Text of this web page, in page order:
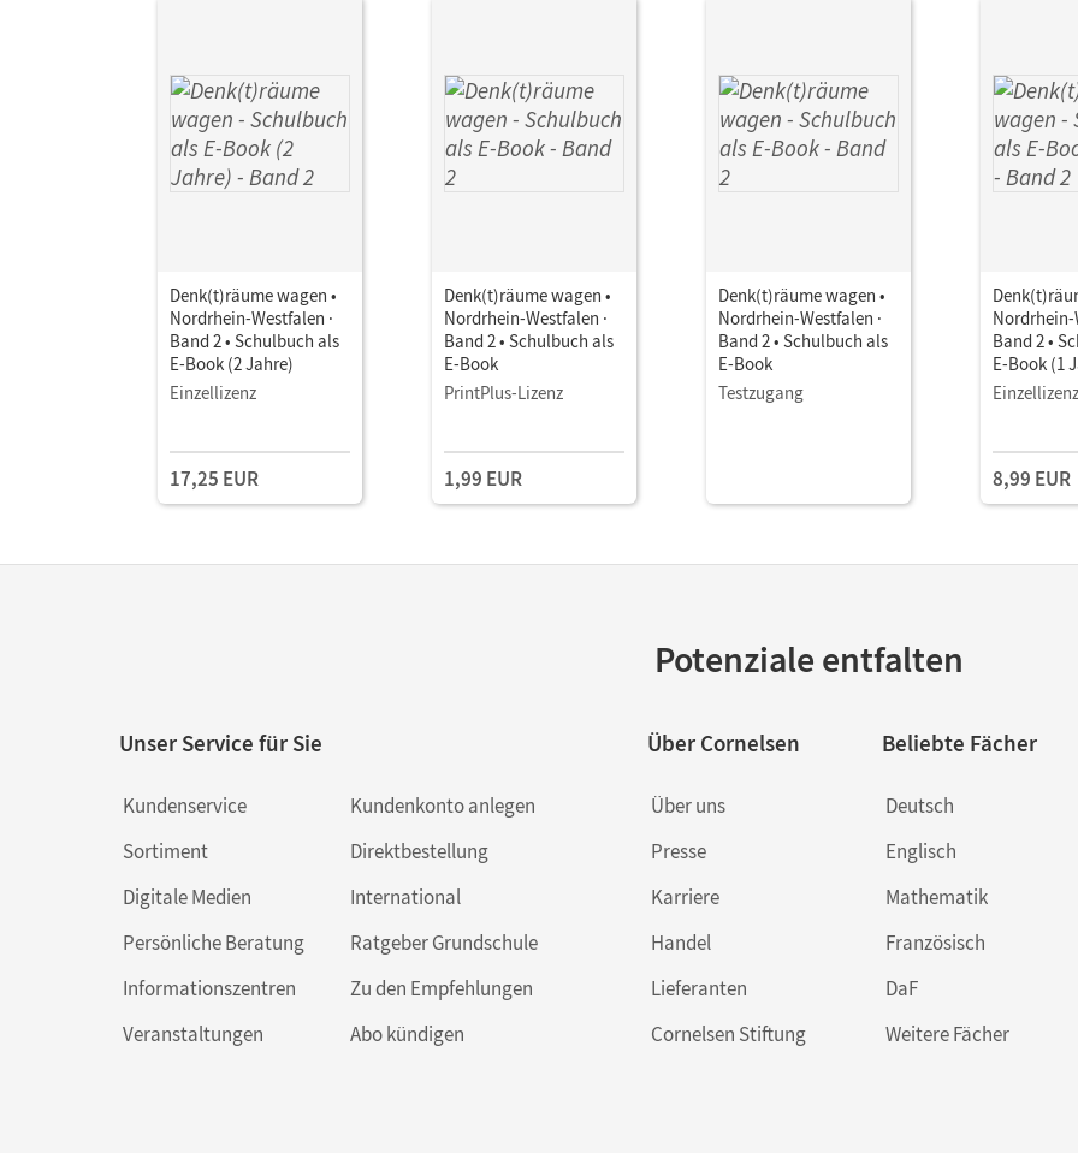
Denk(t)räume wagen •
Nordrhein-Westfalen ·
Band 2 • Schulbuch als
E-Book (2 Jahre)
Einzellizenz
17,25 EUR
Denk(t)räume wagen •
Nordrhein-Westfalen ·
Band 2 • Schulbuch als
E-Book
PrintPlus-Lizenz
1,99 EUR
Denk(t)räume wagen •
Nordrhein-Westfalen ·
Band 2 • Schulbuch als
E-Book
Testzugang
Nordrhein-
Band 2 •
E-Book (1
Einzellizenz
8,99 EUR
Potenziale entfalten
Unser Service für Sie
Kundenservice
Sortiment
Digitale Medien
Persönliche Beratung
Informationszentren
Veranstaltungen
Kundenkonto anlegen
Direktbestellung
International
Ratgeber Grundschule
Zu den Empfehlungen
Abo kündigen
Über Cornelsen
Über uns
Presse
Karriere
Handel
Lieferanten
Cornelsen Stiftung
Beliebte Fächer
Deutsch
Englisch
Mathematik
Französisch
DaF
Weitere Fächer